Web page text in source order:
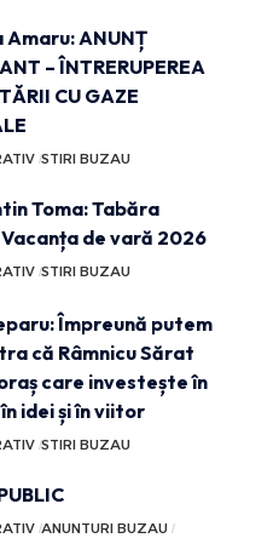
Amaru: ANUNȚ
– ÎNTRERUPEREA
CU GAZE
STIRI BUZAU
Toma: Tabăra
de vară 2026
STIRI BUZAU
Împreună putem
că Râmnicu Sărat
care investește în
idei și în viitor
STIRI BUZAU
ANUNTURI BUZAU